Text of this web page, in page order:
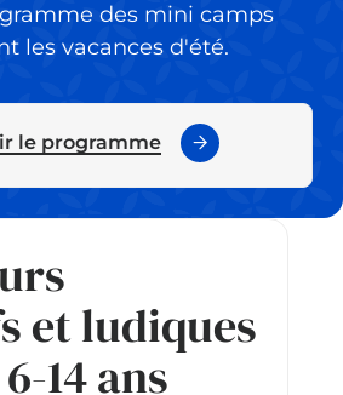
des mini camps
les vacances d'été.
le programme
et ludiques
14 ans